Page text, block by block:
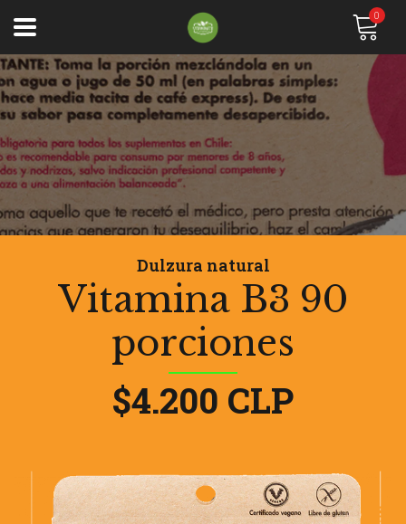
0
Dulzura natural
Vitamina B3 90
porciones
$4.200 CLP